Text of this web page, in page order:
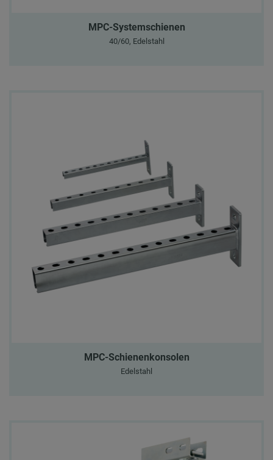
MPC-Systemschienen
40/60, Edelstahl
MPC-Schienenkonsolen
Edelstahl